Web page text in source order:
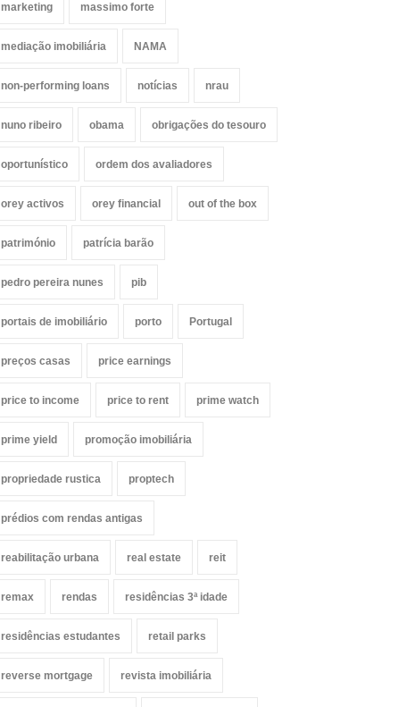
marketing massimo forte
mediação imobiliária NAMA
non-performing loans notícias nrau
nuno ribeiro obama obrigações do tesouro
oportunístico ordem dos avaliadores
orey activos orey financial out of the box
património patrícia barão
pedro pereira nunes pib
portais de imobiliário porto Portugal
preços casas price earnings
price to income price to rent prime watch
prime yield promoção imobiliária
propriedade rustica proptech
prédios com rendas antigas
reabilitação urbana real estate reit
remax rendas residências 3ª idade
residências estudantes retail parks
reverse mortgage revista imobiliária